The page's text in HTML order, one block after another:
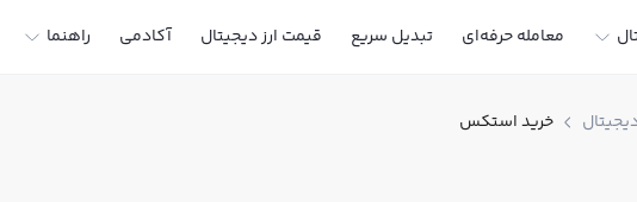
معامله حرفه‌ای تبدیل سریع قیمت ارز دیجیتال آکادمی راهنما
خرید استکس